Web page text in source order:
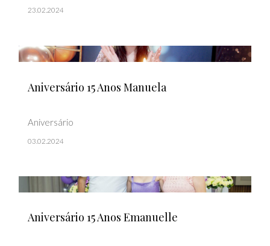
23.02.2024
Aniversário 15 Anos Manuela
Aniversário
03.02.2024
Aniversário 15 Anos Emanuelle